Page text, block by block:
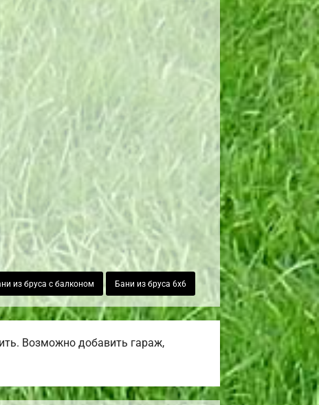
из бруса с балконом Бани из бруса 6х6
Возможно добавить гараж,